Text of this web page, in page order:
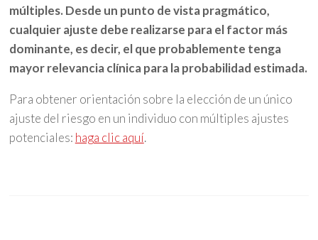
múltiples. Desde un punto de vista pragmático,
cualquier ajuste debe realizarse para el factor más
dominante, es decir, el que probablemente tenga
mayor relevancia clínica para la probabilidad estimada.
Para obtener orientación sobre la elección de un único
ajuste del riesgo en un individuo con múltiples ajustes
potenciales: haga clic aquí.